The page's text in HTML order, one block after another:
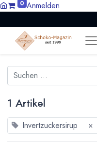
0 Anmelden
1 Artikel
Invertzuckersirup ×